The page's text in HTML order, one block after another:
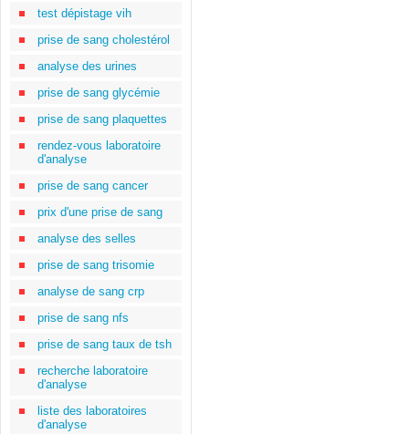
test dépistage vih
prise de sang cholestérol
analyse des urines
prise de sang glycémie
prise de sang plaquettes
rendez-vous laboratoire
d'analyse
prise de sang cancer
prix d'une prise de sang
analyse des selles
prise de sang trisomie
analyse de sang crp
prise de sang nfs
prise de sang taux de tsh
recherche laboratoire
d'analyse
liste des laboratoires
d'analyse